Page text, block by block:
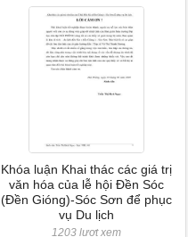
Khóa luận Khai thác các giá trị
văn hóa của lễ hội Đền Sóc
(Đền Gióng)-Sóc Sơn để phục
vụ Du lịch
1203 lượt xem